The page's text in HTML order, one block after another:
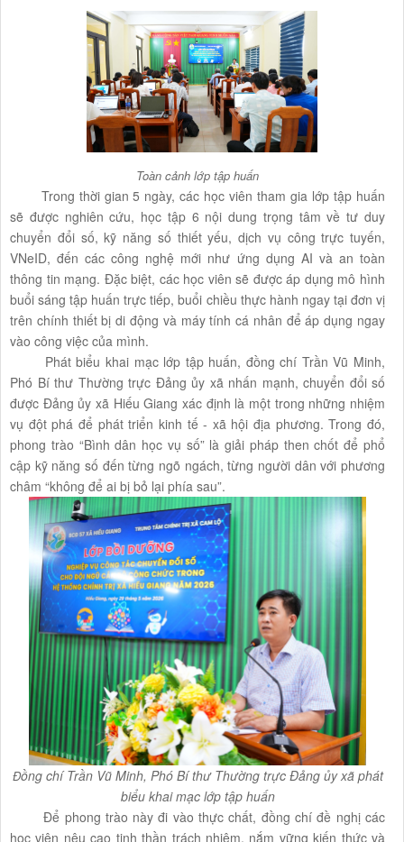
Toàn cảnh lớp tập huấn
Trong thời gian 5 ngày, các học viên tham gia lớp tập huấn
sẽ được nghiên cứu, học tập 6 nội dung trọng tâm về tư duy
chuyển đổi số, kỹ năng số thiết yếu, dịch vụ công trực tuyến,
VNeID, đến các công nghệ mới như ứng dụng AI và an toàn
thông tin mạng. Đặc biệt, các học viên sẽ được áp dụng mô hình
buổi sáng tập huấn trực tiếp, buổi chiều thực hành ngay tại đơn vị
trên chính thiết bị di động và máy tính cá nhân để áp dụng ngay
vào công việc của mình.
Phát biểu khai mạc lớp tập huấn, đồng chí Trần Vũ Minh,
Phó Bí thư Thường trực Đảng ủy xã nhấn mạnh, chuyển đổi số
được Đảng ủy xã Hiếu Giang xác định là một trong những nhiệm
vụ đột phá để phát triển kinh tế - xã hội địa phương. Trong đó,
phong trào “Bình dân học vụ số” là giải pháp then chốt để phổ
cập kỹ năng số đến từng ngõ ngách, từng người dân với phương
châm “không để ai bị bỏ lại phía sau”.
Đồng chí Trần Vũ Minh, Phó Bí thư Thường trực Đảng ủy xã phát
biểu khai mạc lớp tập huấn
Để phong trào này đi vào thực chất, đồng chí đề nghị các
học viên nêu cao tinh thần trách nhiệm, nắm vững kiến thức và